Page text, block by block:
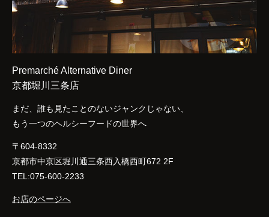
Premarché Alternative Diner
京都堀川三条店
まだ、誰も見たことのないジャンクじゃない、
もう一つのヘルシーフードの世界へ
〒604-8332
京都市中京区堀川通三条西入橋西町672 2F
TEL:075-600-2233
お店のページへ